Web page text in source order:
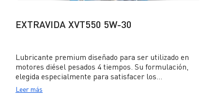
EXTRAVIDA XVT550 5W-30
Lubricante premium diseñado para ser utilizado en
motores diésel pesados 4 tiempos. Su formulación,
elegida especialmente para satisfacer los
requerimientos exigidos por Ford (WSS M2C212-A1),
ofrece una mayor capacidad de detergencia para evitar
Leer más